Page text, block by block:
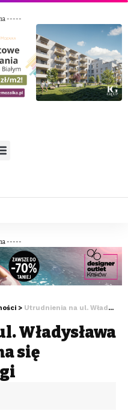
-----
-----
> Utrudnienia na ul. Władysława Łokietka. Zaczyna się przebudowa drogi
Władysława
się